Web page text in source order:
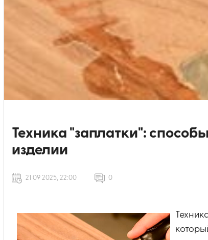
Техника "заплатки":
изделии
21 09 2025, 22:00 0